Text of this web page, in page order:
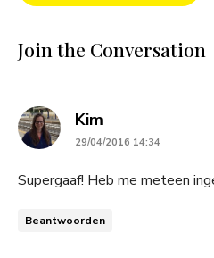
Join the Conversation
Kim
29/04/2016 14:34
Supergaaf! Heb me meteen
Beantwoorden